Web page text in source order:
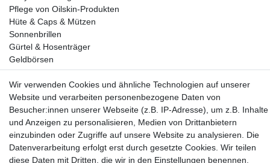
Pflege von Oilskin-Produkten
Hüte & Caps & Mützen
Sonnenbrillen
Gürtel & Hosenträger
Geldbörsen
Vorkasse, Abholung
Wir verwenden Cookies und ähnliche Technologien auf unserer
Website und verarbeiten personenbezogene Daten von
Besucher:innen unserer Webseite (z.B. IP-Adresse), um z.B. Inhalte
und Anzeigen zu personalisieren, Medien von Drittanbietern
einzubinden oder Zugriffe auf unsere Website zu analysieren. Die
Datenverarbeitung erfolgt erst durch gesetzte Cookies. Wir teilen
diese Daten mit Dritten, die wir in den Einstellungen benennen.